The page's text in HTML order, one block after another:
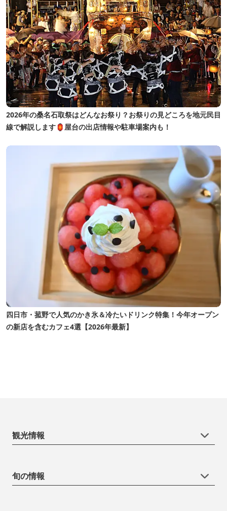
2026年の桑名石取祭はどんなお祭り？お祭りの見どころを地元民目
線で解説します🏮屋台の出店情報や駐車場案内も！
四日市・菰野で人気のかき氷＆冷たいドリンク特集！今年オープン
の新店を含むカフェ4選【2026年最新】
観光情報
旬の情報